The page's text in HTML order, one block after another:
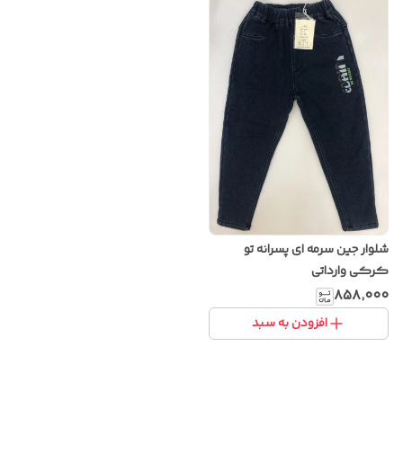
شلوار جین سرمه ای پسرانه تو
کرکی وارداتی
۸۵۸٬۰۰۰
افزودن به سبد